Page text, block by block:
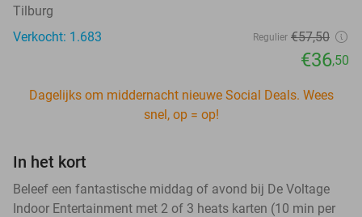
Tilburg
Verkocht: 1.683
Regulier €57,50
€36,50
Dagelijks om middernacht nieuwe Social Deals. Wees
snel, op = op!
In het kort
Beleef een fantastische middag of avond bij De Voltage
Indoor Entertainment met 2 of 3 heats karten (10 min per